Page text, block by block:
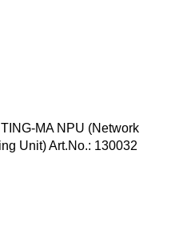
MA NPU (Network
Unit) Art.No.: 130032